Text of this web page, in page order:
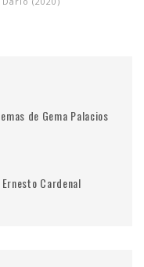
de Gema Palacios
Cardenal